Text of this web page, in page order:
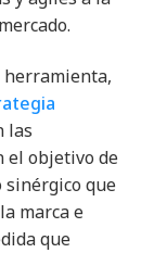
herramienta,
las
el objetivo de
sinérgico que
marca e
que